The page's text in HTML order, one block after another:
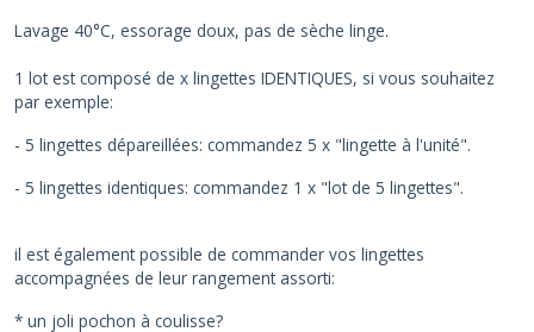
Lavage 40°C, essorage doux, pas de sèche linge.
1 lot est composé de x lingettes IDENTIQUES, si vous souhaitez
par exemple:
- 5 lingettes dépareillées: commandez 5 x "lingette à l'unité".
- 5 lingettes identiques: commandez 1 x "lot de 5 lingettes".
il est également possible de commander vos lingettes
accompagnées de leur rangement assorti:
* un joli pochon à coulisse?